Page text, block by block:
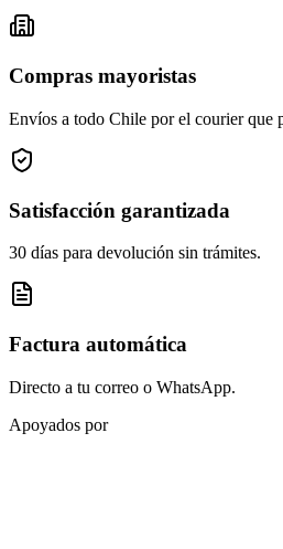
Compras mayoristas
Envíos a todo Chile por el courier que
Satisfacción garantizada
30 días para devolución sin trámites.
Factura automática
Directo a tu correo o WhatsApp.
Apoyados por